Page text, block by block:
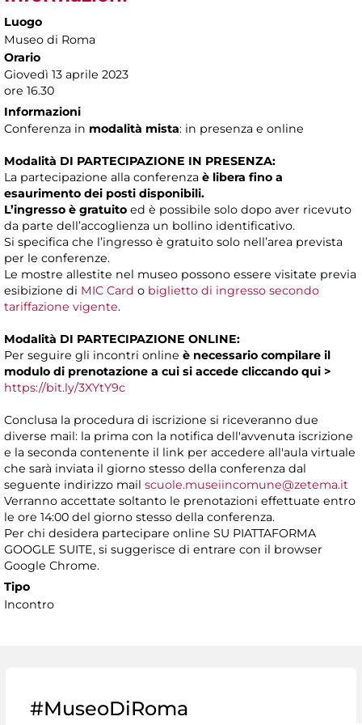
Luogo
Museo di Roma
Orario
Giovedì 13 aprile 2023
ore 16.30
Informazioni
Conferenza in modalità mista: in presenza e online
Modalità DI PARTECIPAZIONE IN PRESENZA:
La partecipazione alla conferenza è libera fino a
esaurimento dei posti disponibili.
L’ingresso è gratuito ed è possibile solo dopo aver ricevuto
da parte dell’accoglienza un bollino identificativo.
Si specifica che l’ingresso è gratuito solo nell’area prevista
per le conferenze.
Le mostre allestite nel museo possono essere visitate previa
esibizione di MIC Card o biglietto di ingresso secondo
tariffazione vigente.
Modalità DI PARTECIPAZIONE ONLINE:
Per seguire gli incontri online è necessario compilare il
modulo di prenotazione a cui si accede cliccando qui >
https://bit.ly/3XYtY9c
Conclusa la procedura di iscrizione si riceveranno due
diverse mail: la prima con la notifica dell'avvenuta iscrizione
e la seconda contenente il link per accedere all'aula virtuale
che sarà inviata il giorno stesso della conferenza dal
seguente indirizzo mail scuole.museiincomune@zetema.it
Verranno accettate soltanto le prenotazioni effettuate entro
le ore 14:00 del giorno stesso della conferenza.
Per chi desidera partecipare online SU PIATTAFORMA
GOOGLE SUITE, si suggerisce di entrare con il browser
Google Chrome.
Tipo
Incontro
#MuseoDiRoma